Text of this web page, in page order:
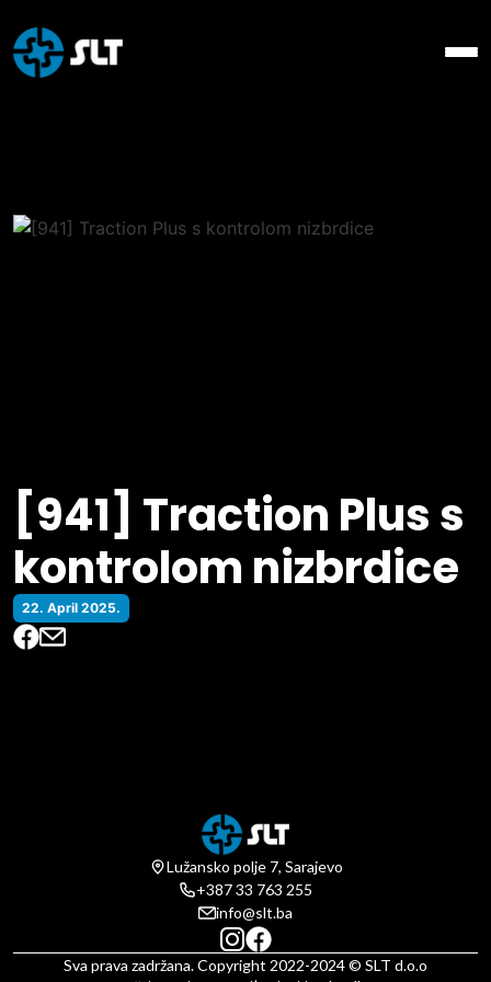
[941] Traction Plus s
kontrolom nizbrdice
22. April 2025.
Lužansko polje 7, Sarajevo
+387 33 763 255
info@slt.ba
Sva prava zadržana. Copyright 2022-2024 © SLT d.o.o